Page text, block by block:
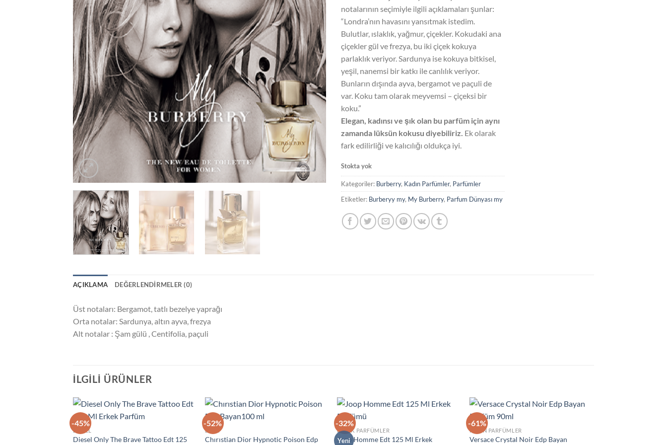
notalarının seçimiyle ilgili açıklamaları şunlar:
“Londra’nın havasını yansıtmak istedim.
Bulutlar, ıslaklık, yağmur, çiçekler. Kokudaki ana
çiçekler gül ve frezya, bu iki çiçek kokuya
parlaklık veriyor. Sardunya ise kokuya bitkisel,
yeşil, nanemsi bir katkı ile canlılık veriyor.
Bunların dışında ayva, bergamot ve paçuli de
var. Koku tam olarak meyvemsi – çiçeksi bir
koku.”
Elegan, kadınsı ve şık olan bu parfüm için aynı
zamanda lüksün kokusu diyebiliriz. Ek olarak
fark edilirliği ve kalıcılığı oldukça iyi.
Stokta yok
Kategoriler: Burberry, Kadın Parfümler, Parfümler
Etiketler: Burberyy my, My Burberry, Parfum Dünyası my
AÇIKLAMA DEĞERLENDIRMELER (0)
Üst notaları: Bergamot, tatlı bezelye yaprağı
Orta notalar: Sardunya, altın ayva, frezya
Alt notalar : Şam gülü , Centifolia, paçuli
İLGILI ÜRÜNLER
-45%
Ekle
DIESEL
Diesel Only The Brave Tattoo Edt 125
-52%
Ekle
DIOR
Chırıstian Dior Hypnotic Poison Edp
-32%
Yeni
ERKEK PARFÜMLER
Joop Homme Edt 125 Ml Erkek
-61%
KADIN PARFÜMLER
Versace Crystal Noir Edp Bayan